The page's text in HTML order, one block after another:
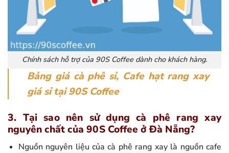
Chính sách hỗ trợ của 90S Coffee dành cho khách hàng.
Bảng giá cà phê sỉ, Cafe hạt rang xay
giá sỉ tại 90S Coffee
3. Tại sao nên sử dụng cà phê rang xay
nguyên chất của 90S Coffee ở Đà Nẵng?
Nguồn nguyên liệu của cà phê rang xay là nguồn cafe